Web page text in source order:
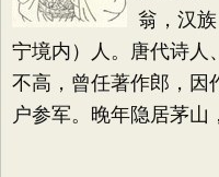
翁，汉
宁境内）人。唐代诗人
不高，曾任著作郎，因
户参军。晚年隐居茅山